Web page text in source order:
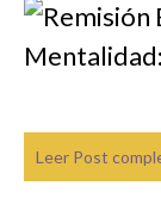
Leer Post